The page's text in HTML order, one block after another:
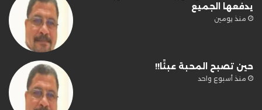
يدفعها الجميع
منذ يومين
حين تصبح المحبة عبئًا!!
منذ أسبوع واحد